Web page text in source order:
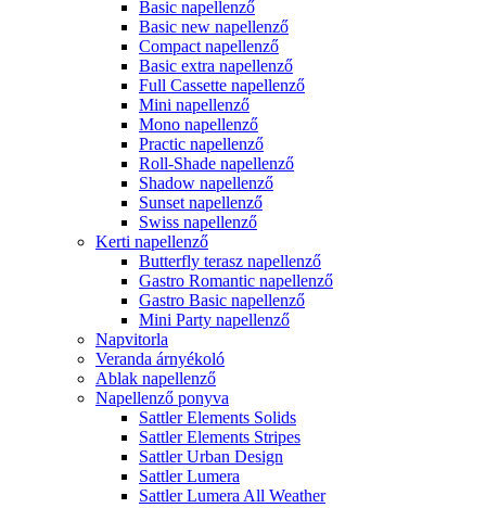
Basic napellenző
Basic new napellenző
Compact napellenző
Basic extra napellenző
Full Cassette napellenző
Mini napellenző
Mono napellenző
Practic napellenző
Roll-Shade napellenző
Shadow napellenző
Sunset napellenző
Swiss napellenző
Kerti napellenző
Butterfly terasz napellenző
Gastro Romantic napellenző
Gastro Basic napellenző
Mini Party napellenző
Napvitorla
Veranda árnyékoló
Ablak napellenző
Napellenző ponyva
Sattler Elements Solids
Sattler Elements Stripes
Sattler Urban Design
Sattler Lumera
Sattler Lumera All Weather